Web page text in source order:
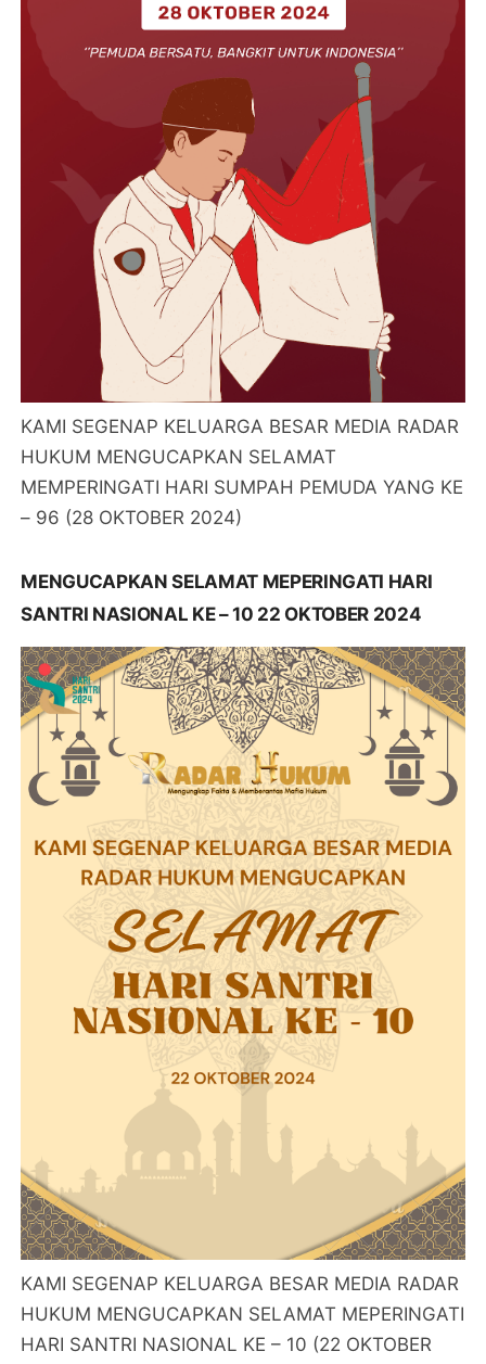
KAMI SEGENAP KELUARGA BESAR MEDIA RADAR
HUKUM MENGUCAPKAN SELAMAT
MEMPERINGATI HARI SUMPAH PEMUDA YANG KE
– 96 (28 OKTOBER 2024)
MENGUCAPKAN SELAMAT MEPERINGATI HARI
SANTRI NASIONAL KE – 10 22 OKTOBER 2024
KAMI SEGENAP KELUARGA BESAR MEDIA RADAR
HUKUM MENGUCAPKAN SELAMAT MEPERINGATI
HARI SANTRI NASIONAL KE – 10 (22 OKTOBER